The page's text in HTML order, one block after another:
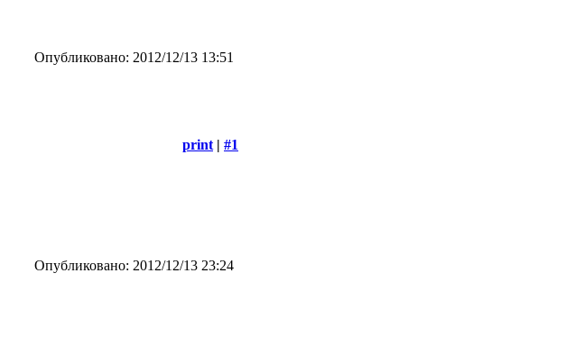
Опубликовано: 2012/12/13 13:51
print | #1
Опубликовано: 2012/12/13 23:24